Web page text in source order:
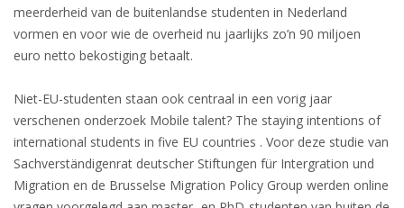
INFORMATION PLATFORMS
EXPAT CAREER SUPPORT
TIPS FOR INTERNATIONALS
RELOCATION
CITIZENSHIP
meerderheid van de buitenlandse studenten in Nederland
vormen en voor wie de overheid nu jaarlijks zo’n 90 miljoen
euro netto bekostiging betaalt.
Niet-EU-studenten staan ook centraal in een vorig jaar
verschenen onderzoek Mobile talent? The staying intentions of
international students in five EU countries . Voor deze studie van
Sachverständigenrat deutscher Stiftungen für Intergration und
Migration en de Brusselse Migration Policy Group werden online